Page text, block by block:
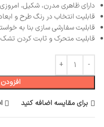
دارای ظاهری مدرن، شکیل،
قابلیت انتخاب در رنگ طرح و
قابلیت سفارشی سازی بنا به
قابلیت متحرک و ثابت کردن
برای مقایسه اضافه کنید